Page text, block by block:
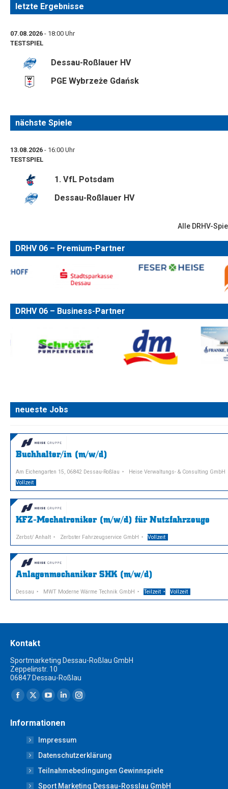
letzte Ergebnisse
07.08.2026 - 18:00 Uhr
TESTSPIEL
Dessau-Roßlauer HV
PGE Wybrzeże Gdańsk
nächste Spiele
13.08.2026 - 16:00 Uhr
TESTSPIEL
1. VfL Potsdam
Dessau-Roßlauer HV
Alle DRHV-
DRHV 06 – Premium-Partner
DRHV 06 – Business-Partner
neueste Jobs
Buchhalter/in (m/w/d)
Am Eichengarten 15, 06842 Dessau-Roßlau
Heise Verwaltungs- & Consulting GmbH
Vollzeit
KFZ-Mechatroniker (m/w/d) für Nutzfahrzeuge
Zerbst/ Anhalt Zerbster Fahrzeugservice GmbH Vollzeit
Anlagenmechaniker SHK (m/w/d)
Dessau MWT Moderne Wärme Technik GmbH Teilzeit Vollzeit
Kontakt
Sportmarketing Dessau-Roßlau GmbH
Zeppelinstr. 10
06847 Dessau-Roßlau
Finden Sie uns auf:
Facebook
opens
new
window
X
opens
in
new
window
YouTube
opens
in
new
window
Linkedin
opens
in
new
window
Instagram
new
window
Informationen
Impressum
Datenschutzerklärung
Teilnahmebedingungen Gewinnspiele
Sport Marketing Dessau-Rosslau GmbH